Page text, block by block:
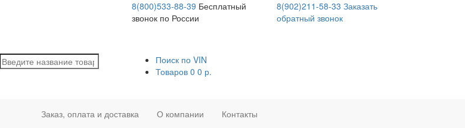
8(800)533-88-39 Бесплатный
звонок по России
8(902)211-58-33 Заказать
обратный звонок
Поиск по VIN
Товаров 0 0 р.
Заказ, оплата и доставка О компании Контакты